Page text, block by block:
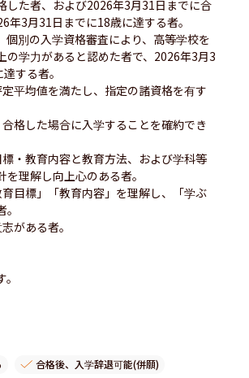
した者、および2026年3月31日までに合
年3月31日までに18歳に達する者。
別の入学資格審査により、高等学校を
の学力があると認めた者で、2026年3月3
する者。
平均値を満たし、指定の諸資格を有す
格した場合に入学することを確約でき
・教育内容と教育方法、および学科等
理解し向上心のある者。
目標」「教育内容」を理解し、「学ぶ
がある者。
合格後、入学辞退可能(併願)